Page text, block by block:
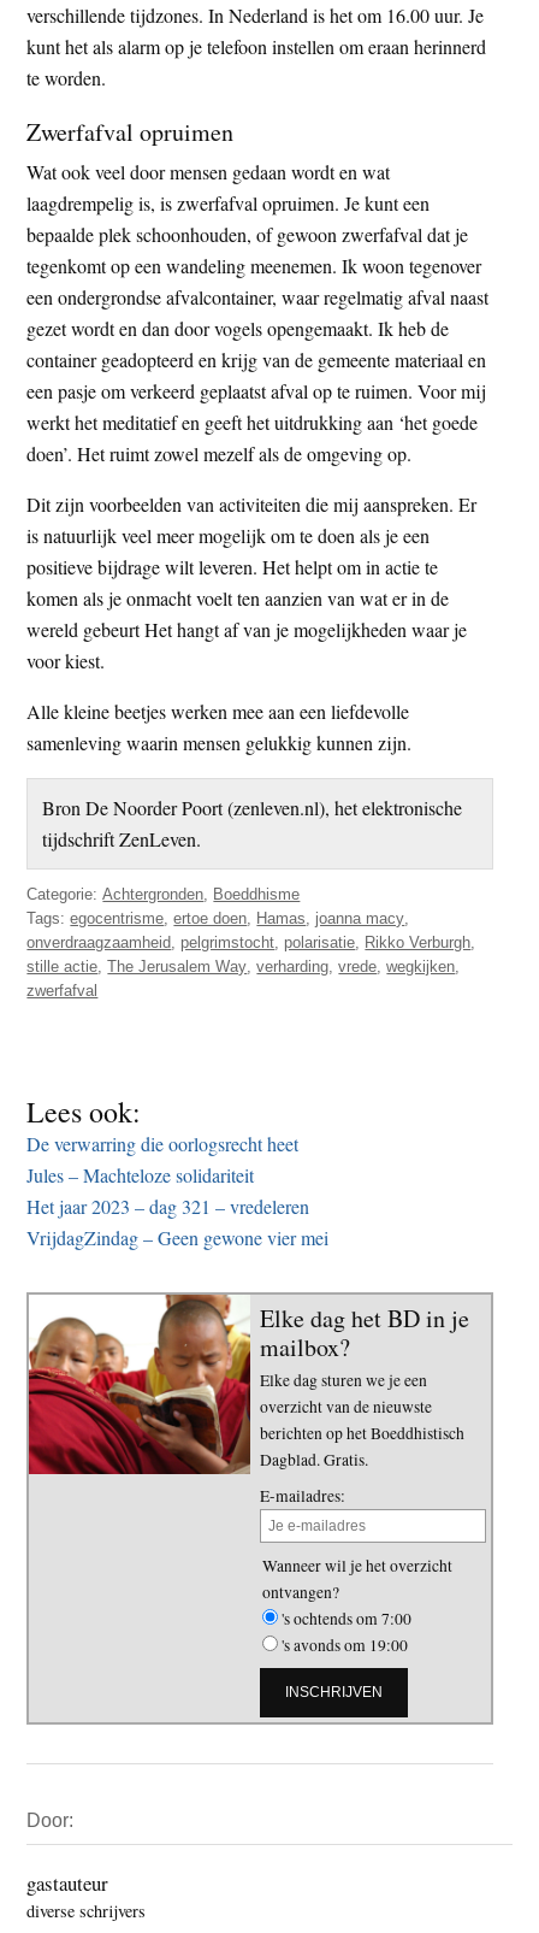
verschillende tijdzones. In Nederland is het om 16.00 uur. Je
kunt het als alarm op je telefoon instellen om eraan herinnerd
te worden.
Zwerfafval opruimen
Wat ook veel door mensen gedaan wordt en wat
laagdrempelig is, is zwerfafval opruimen. Je kunt een
bepaalde plek schoonhouden, of gewoon zwerfafval dat je
tegenkomt op een wandeling meenemen. Ik woon tegenover
een ondergrondse afvalcontainer, waar regelmatig afval naast
gezet wordt en dan door vogels opengemaakt. Ik heb de
container geadopteerd en krijg van de gemeente materiaal en
een pasje om verkeerd geplaatst afval op te ruimen. Voor mij
werkt het meditatief en geeft het uitdrukking aan ‘het goede
doen’. Het ruimt zowel mezelf als de omgeving op.
Dit zijn voorbeelden van activiteiten die mij aanspreken. Er
is natuurlijk veel meer mogelijk om te doen als je een
positieve bijdrage wilt leveren. Het helpt om in actie te
komen als je onmacht voelt ten aanzien van wat er in de
wereld gebeurt Het hangt af van je mogelijkheden waar je
voor kiest.
Alle kleine beetjes werken mee aan een liefdevolle
samenleving waarin mensen gelukkig kunnen zijn.
Bron De Noorder Poort (zenleven.nl), het elektronische
tijdschrift ZenLeven.
Categorie:Achtergronden, Boeddhisme
Tags:egocentrisme,ertoe doen, Hamas, joanna macy,
onverdraagzaamheid, pelgrimstocht, polarisatie, Rikko Verburgh,
stille actie,The Jerusalem Way,verharding,vrede,wegkijken,
zwerfafval
Lees ook:
De verwarring die oorlogsrecht heet
Jules – Machteloze solidariteit
Het jaar 2023 – dag 321 – vredeleren
VrijdagZindag – Geen gewone vier mei
Elke dag het BD in je
mailbox?
Elke dag sturen we je een
overzicht van de nieuwste
berichten op het Boeddhistisch
Dagblad. Gratis.
E-mailadres:
Wanneer wil je het overzicht
ontvangen?
's ochtends om 7:00
's avonds om 19:00
Sidebar
Door:
gastauteur
diverse schrijvers